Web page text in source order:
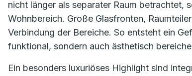
nicht länger als separater Raum betrachtet,
Wohnbereich. Große Glasfronten,
Verbindung der Bereiche. So entsteht ein
funktional, sondern auch ästhetisch
Ein besonders luxuriöses Highlight sind